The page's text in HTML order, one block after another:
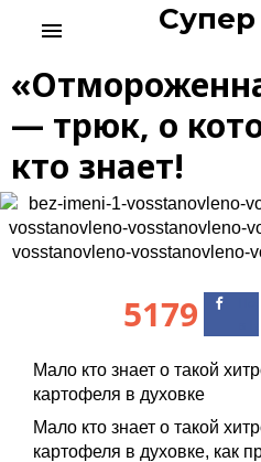
n
menu
— трюк, о
кто знает!
5179
Мало кто знает о такой
картофеля в духовке
Мало кто знает о такой
картофеля в духовке, как